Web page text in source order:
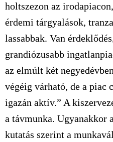
holtszezon az
érdemi tárgyalások,
lassabbak. Van
grandiózusabb
az elmúlt két
végéig várható, de a piac
igazán aktív.” A
a távmunka. Ugyanakkor
kutatás szerint a